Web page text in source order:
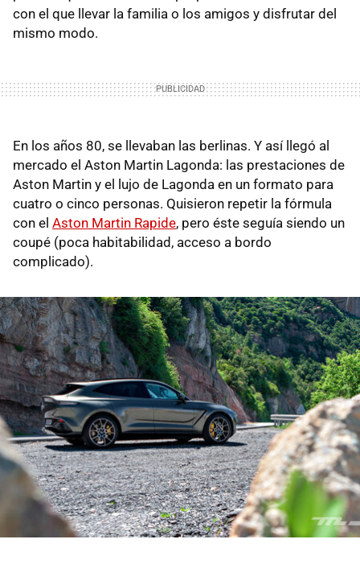
con el que llevar la familia o los amigos y disfrutar del
mismo modo.
En los años 80, se llevaban las berlinas. Y así llegó al
mercado el Aston Martin Lagonda: las prestaciones de
Aston Martin y el lujo de Lagonda en un formato para
cuatro o cinco personas. Quisieron repetir la fórmula
con el Aston Martin Rapide, pero éste seguía siendo un
coupé (poca habitabilidad, acceso a bordo
complicado).